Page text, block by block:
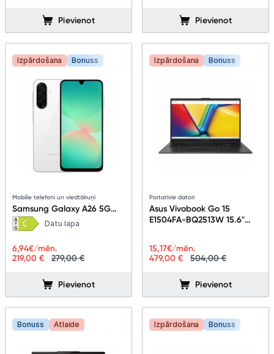
Pievienot Pievienot
Izpārdošana Bonuss
Mobilie telefoni un viedtālruņi
Samsung Galaxy A26 5G
6+128GB White
Datu lapa
219,00 € 279,00 €
6,94€/mēn.
Pievienot
Izpārdošana Bonuss
Portatīvie datori
Asus Vivobook Go 15
E1504FA-BQ2513W 15.6"
M044R0
479,00 €
504,00 €
15,17€/mēn.
Pievienot
Bonuss Atlaide Izpārdošana Bonuss